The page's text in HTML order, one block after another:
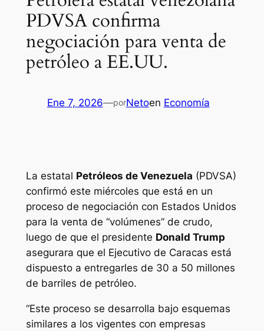
PDVSA confirma
negociación para venta de
petróleo a EE.UU.
Ene 7, 2026—porNetoen Economía
La estatal Petróleos de Venezuela (PDVSA)
confirmó este miércoles que está en un
proceso de negociación con Estados Unidos
para la venta de “volúmenes” de crudo,
luego de que el presidente Donald Trump
asegurara que el Ejecutivo de Caracas está
dispuesto a entregarles de 30 a 50 millones
de barriles de petróleo.
“Este proceso se desarrolla bajo esquemas
similares a los vigentes con empresas